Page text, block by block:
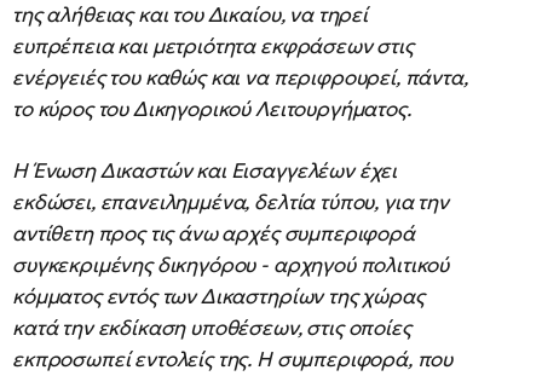
της αλήθειας και του Δικαίου, να τηρεί
ευπρέπεια και μετριότητα εκφράσεων στις
ενέργειές του καθώς και να περιφρουρεί, πάντα,
το κύρος του Δικηγορικού Λειτουργήματος.
Η Ένωση Δικαστών και Εισαγγελέων έχει
εκδώσει, επανειλημμένα, δελτία τύπου, για την
αντίθετη προς τις άνω αρχές συμπεριφορά
συγκεκριμένης δικηγόρου - αρχηγού πολιτικού
κόμματος εντός των Δικαστηρίων της χώρας
κατά την εκδίκαση υποθέσεων, στις οποίες
εκπροσωπεί εντολείς της. Η συμπεριφορά, που